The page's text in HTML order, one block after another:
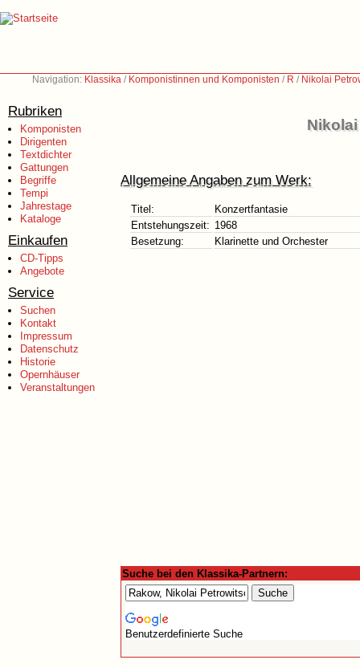
Navigation: Klassika / Komponistinnen und Komponisten / R / Nikolai
Rubriken
Komponisten
Dirigenten
Textdichter
Gattungen
Begriffe
Tempi
Jahrestage
Kataloge
Einkaufen
CD-Tipps
Angebote
Service
Suchen
Kontakt
Impressum
Datenschutz
Historie
Opernhäuser
Veranstaltungen
Allgemeine Angaben zum Werk:
Titel:
Konzertfantasie
Entstehungszeit: 1968
Besetzung:
Klarinette und Orchester
Suche bei den Klassika-Partnern:
Benutzerdefinierte Suche